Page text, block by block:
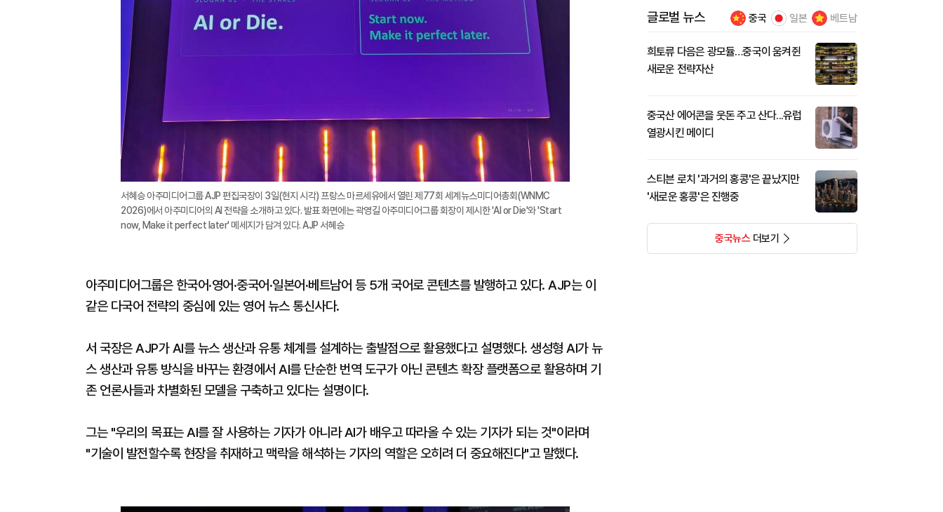
서혜승 아주미디어그룹 AJP 편집국장이 3일(현지 시각) 프랑스 마르세유에서 열린 제77회 세계뉴스미디어총회(WNMC
2026)에서 아주미디어의 AI 전략을 소개하고 있다. 발표 화면에는 곽영길 아주미디어그룹 회장이 제시한 'AI or Die'와 'Start
now, Make it perfect later' 메세지가 담겨 있다. AJP 서혜승
아주미디어그룹은 한국어·영어·중국어·일본어·베트남어 등 5개 국어로 콘텐츠를 발행하고 있다. AJP는 이
같은 다국어 전략의 중심에 있는 영어 뉴스 통신사다.
서 국장은 AJP가 AI를 뉴스 생산과 유통 체계를 설계하는 출발점으로 활용했다고 설명했다. 생성형 AI가 뉴
스 생산과 유통 방식을 바꾸는 환경에서 AI를 단순한 번역 도구가 아닌 콘텐츠 확장 플랫폼으로 활용하며 기
존 언론사들과 차별화된 모델을 구축하고 있다는 설명이다.
그는 "우리의 목표는 AI를 잘 사용하는 기자가 아니라 AI가 배우고 따라올 수 있는 기자가 되는 것"이라며
"기술이 발전할수록 현장을 취재하고 맥락을 해석하는 기자의 역할은 오히려 더 중요해진다"고 말했다.
글로벌 뉴스 중국 일본 베트남
희토류 다음은 광모듈…중국이 움켜쥔
새로운 전략자산
중국산 에어콘을 웃돈 주고 산다...유럽
열광시킨 메이디
스티븐 로치 '과거의 홍콩'은 끝났지만
'새로운 홍콩'은 진행중
중국뉴스더보기